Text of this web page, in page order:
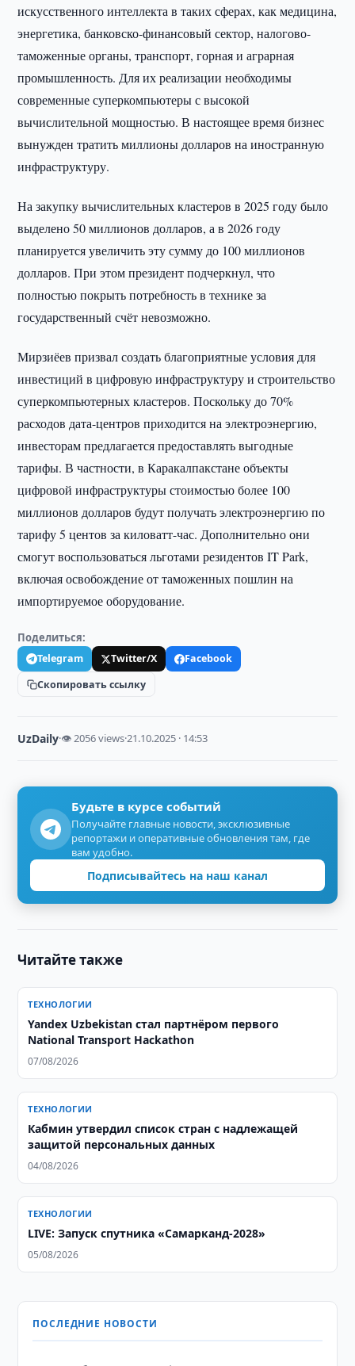
искусственного интеллекта в таких сферах, как медицина,
энергетика, банковско-финансовый сектор, налогово-
таможенные органы, транспорт, горная и аграрная
промышленность. Для их реализации необходимы
современные суперкомпьютеры с высокой
вычислительной мощностью. В настоящее время бизнес
вынужден тратить миллионы долларов на иностранную
инфраструктуру.
На закупку вычислительных кластеров в 2025 году было
выделено 50 миллионов долларов, а в 2026 году
планируется увеличить эту сумму до 100 миллионов
долларов. При этом президент подчеркнул, что
полностью покрыть потребность в технике за
государственный счёт невозможно.
Мирзиёев призвал создать благоприятные условия для
инвестиций в цифровую инфраструктуру и строительство
суперкомпьютерных кластеров. Поскольку до 70%
расходов дата-центров приходится на электроэнергию,
инвесторам предлагается предоставлять выгодные
тарифы. В частности, в Каракалпакстане объекты
цифровой инфраструктуры стоимостью более 100
миллионов долларов будут получать электроэнергию по
тарифу 5 центов за киловатт-час. Дополнительно они
смогут воспользоваться льготами резидентов IT Park,
включая освобождение от таможенных пошлин на
импортируемое оборудование.
Поделиться:
Telegram Twitter/X
Facebook
Скопировать ссылку
UzDaily·👁 2056 views·21.10.2025 · 14:53
Будьте в курсе событий
Получайте главные новости, эксклюзивные
репортажи и оперативные обновления там, где
вам удобно.
Подписывайтесь на наш канал
Читайте также
ТЕХНОЛОГИИ
Yandex Uzbekistan стал партнёром первого
National Transport Hackathon
07/08/2026
ТЕХНОЛОГИИ
Кабмин утвердил список стран с надлежащей
защитой персональных данных
04/08/2026
ТЕХНОЛОГИИ
LIVE: Запуск спутника «Самарканд-2028»
05/08/2026
ПОСЛЕДНИЕ НОВОСТИ